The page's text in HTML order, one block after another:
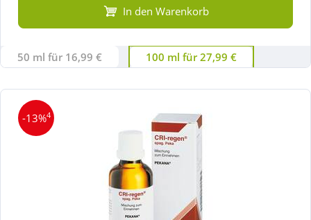
In den Warenkorb
50 ml für 16,99 € 100 ml für 27,99 €
-13%4